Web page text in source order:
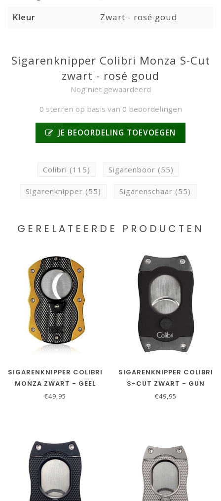
Kleur
Zwart - rosé goud
Sigarenknipper Colibri Monza S-Cut
zwart - rosé goud
Nog niet gewaardeerd
0 sterren op basis van 0 beoordelingen
JE BEOORDELING TOEVOEGEN
Colibri (115) Sigarenboor (55)
Sigarenknipper (55) Sigarenschaar (55)
GERELATEERDE PRODUCTEN
SIGARENKNIPPER COLIBRI
MONZA ZWART - GEEL
€49,95
SIGARENKNIPPER COLIBRI
S-CUT ZWART - GUN
METAL
€49,95